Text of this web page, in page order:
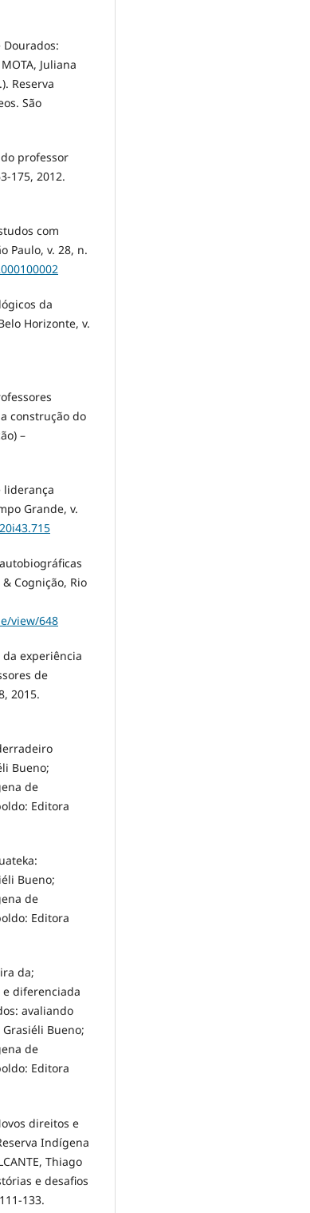
Juliana
Reserva
São
professor
175, 2012.
com
Paulo, v. 28, n.
da
Horizonte, v.
construção do
–
liderança
Grande, v.
Cognição, Rio
view/648
da experiência
de
2015.
Bueno;
de
Editora
Bueno;
de
Editora
da;
e diferenciada
avaliando
Bueno;
de
Editora
direitos e
Indígena
Thiago
e desafios
133.